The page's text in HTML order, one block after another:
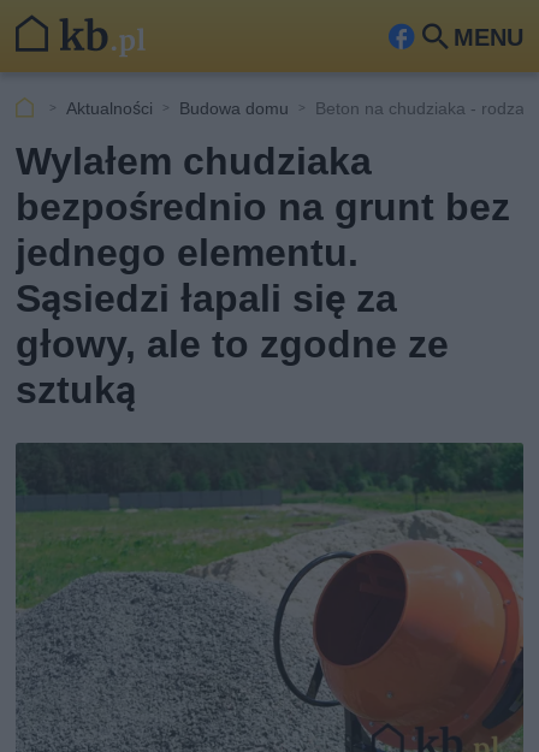
MENU
Fa
ook
Szu
kaj
Aktualności Budowa domu Beton na chudziaka -
Wylałem chudziaka
bezpośrednio na grunt bez
jednego elementu.
Sąsiedzi łapali się za
głowy, ale to zgodne ze
sztuką